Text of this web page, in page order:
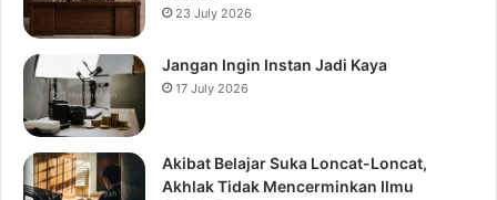
23 July 2026
Jangan Ingin Instan Jadi Kaya
17 July 2026
Akibat Belajar Suka Loncat-Loncat,
Akhlak Tidak Mencerminkan Ilmu